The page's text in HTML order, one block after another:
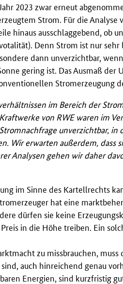
2023 zwar erneut
Strom. Für die Analyse
hinaus ausschlaggebend, ob
Denn Strom ist nur
dann unverzichtbar,
gering ist. Das Ausmaß
Stromerzeugung
im Bereich der
von RWE waren im
unverzichtbar, in
Wir erwarten außerdem, dass
Analysen gehen wir daher
im Sinne des Kartellrechts
hat eine
dürfen sie keine
in die Höhe treiben. Ein
zu missbrauchen,
auch hinreichend genau
Energien, sind kurzfristig